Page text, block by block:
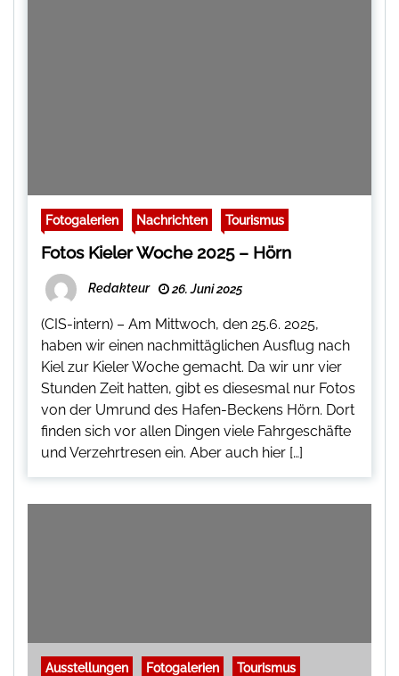
Fotogalerien Nachrichten Tourismus
Fotos Kieler Woche 2025 – Hörn
Redakteur 26. Juni 2025
(CIS-intern) – Am Mittwoch, den 25.6. 2025,
haben wir einen nachmittäglichen Ausflug nach
Kiel zur Kieler Woche gemacht. Da wir unr vier
Stunden Zeit hatten, gibt es diesesmal nur Fotos
von der Umrund des Hafen-Beckens Hörn. Dort
finden sich vor allen Dingen viele Fahrgeschäfte
und Verzehrtresen ein. Aber auch hier […]
Ausstellungen Fotogalerien Tourismus